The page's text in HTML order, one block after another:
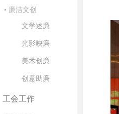
• 廉洁文创
文学述廉
光影映廉
美术创廉
创意助廉
工会工作